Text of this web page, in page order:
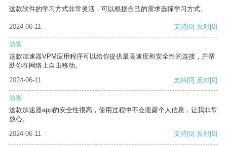
这款软件的学习方式非常灵活，可以根据自己的需求选择学习方式。
2024-06-11 支持[0] 反对[0]
游客
这款加速器VPM应用程序可以给你提供最高速度和安全性的连接，并帮
助你在网络上自由移动。
2024-06-11
支持[0] 反对[0]
游客
这款加速器app的安全性很高，使用过程中不会泄露个人信息，让我非常
放心。
2024-06-11
支持[0] 反对[0]